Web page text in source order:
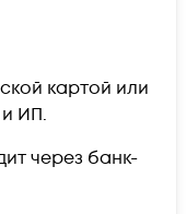
картой или
ИП.
через банк-